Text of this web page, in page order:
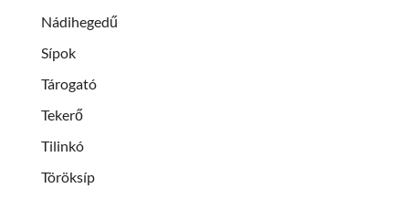
Nádihegedű
Sípok
Tárogató
Tekerő
Tilinkó
Töröksíp